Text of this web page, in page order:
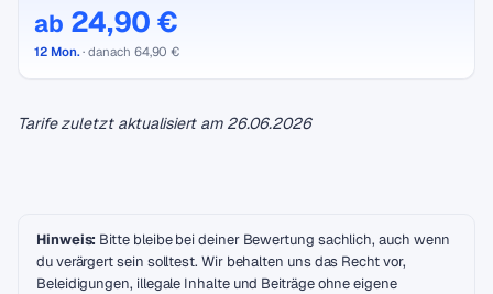
ab 24,90 €
12 Mon. · danach 64,90 €
Tarife zuletzt aktualisiert am 26.06.2026
Hinweis: Bitte bleibe bei deiner Bewertung sachlich, auch wenn
du verärgert sein solltest. Wir behalten uns das Recht vor,
Beleidigungen, illegale Inhalte und Beiträge ohne eigene